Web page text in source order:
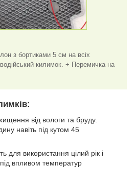
з бортиками 5 см на всіх
килимок. + Перемичка на
від вологи та бруду.
навіть під кутом 45
для використання цілий рік і
впливом температур